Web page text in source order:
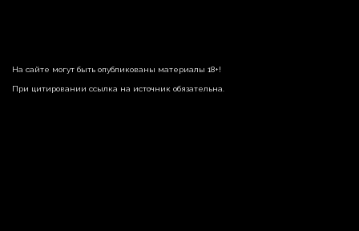
На сайте могут быть опубликованы материалы 18+!
При цитировании ссылка на источник обязательна.